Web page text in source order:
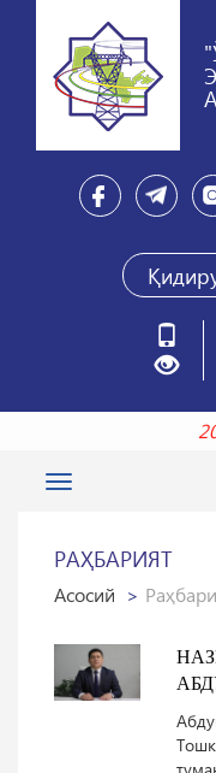
Toggle
РАҲБАРИЯТ
Асосий